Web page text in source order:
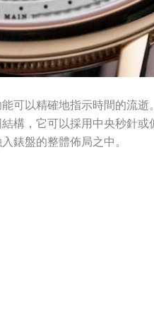
可以精確地指示時間的流逝
構，它可以採用中央秒針或
錶盤的整體佈局之中。